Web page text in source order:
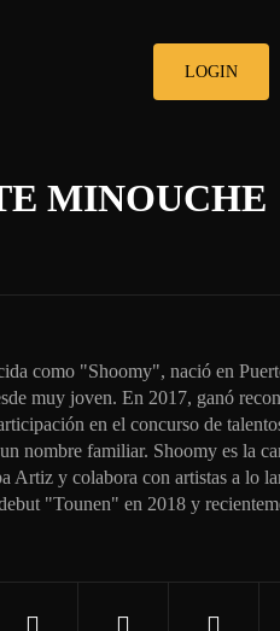
LOGIN
MINOUCHE
como "Shoomy", nació en
muy joven. En 2017, ganó
en el concurso de
nombre familiar. Shoomy es la
Artiz y colabora con artistas a lo
"Tounen" en 2018 y